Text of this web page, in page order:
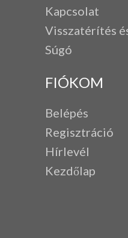
Kapcsolat
Visszatérítés
Súgó
FIÓKOM
Belépés
Regisztráció
Hírlevél
Kezdőlap